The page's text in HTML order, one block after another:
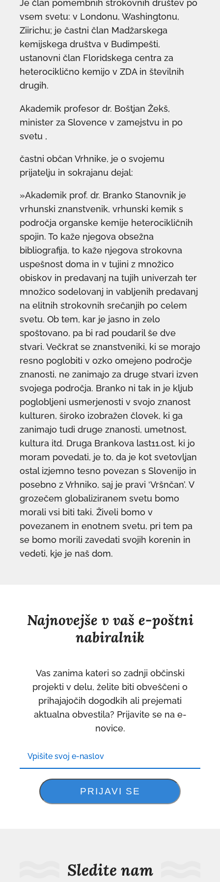
Je član pomembnih strokovnih društev po
vsem svetu: v Londonu, Washingtonu,
Ziirichu; je častni član Madžarskega
kemijskega društva v Budimpešti,
ustanovni član Floridskega centra za
heterociklično kemijo v ZDA in številnih
drugih.
Akademik profesor dr. Boštjan Žekš,
minister za Slovence v zamejstvu in po
svetu ,
častni občan Vrhnike, je o svojemu
prijatelju in sokrajanu dejal:
»Akademik prof. dr. Branko Stanovnik je
vrhunski znanstvenik, vrhunski kemik s
področja organske kemije heterocikličnih
spojin. To kaže njegova obsežna
bibliografija, to kaže njegova strokovna
uspešnost doma in v tujini z množico
obiskov in predavanj na tujih univerzah ter
množico sodelovanj in vabljenih predavanj
na elitnih strokovnih srečanjih po celem
svetu. Ob tem, kar je jasno in zelo
spoštovano, pa bi rad poudaril še dve
stvari. Večkrat se znanstveniki, ki se morajo
resno poglobiti v ozko omejeno področje
znanosti, ne zanimajo za druge stvari izven
svojega področja. Branko ni tak in je kljub
poglobljeni usmerjenosti v svojo znanost
kulturen, široko izobražen človek, ki ga
zanimajo tudi druge znanosti, umetnost,
kultura itd. Druga Brankova last11.ost, ki jo
moram povedati, je to, da je kot svetovljan
ostal izjemno tesno povezan s Slovenijo in
posebno z Vrhniko, saj je pravi ‘Vršnčan’. V
grozečem globaliziranem svetu bomo
morali vsi biti taki. Živeli bomo v
povezanem in enotnem svetu, pri tem pa
se bomo morili zavedati svojih korenin in
vedeti, kje je naš dom.
Najnovejše v vaš e-poštni
nabiralnik
Vas zanima kateri so zadnji občinski
projekti v delu, želite biti obveščeni o
prihajajočih dogodkih ali prejemati
aktualna obvestila? Prijavite se na e-
novice.
Sledite nam